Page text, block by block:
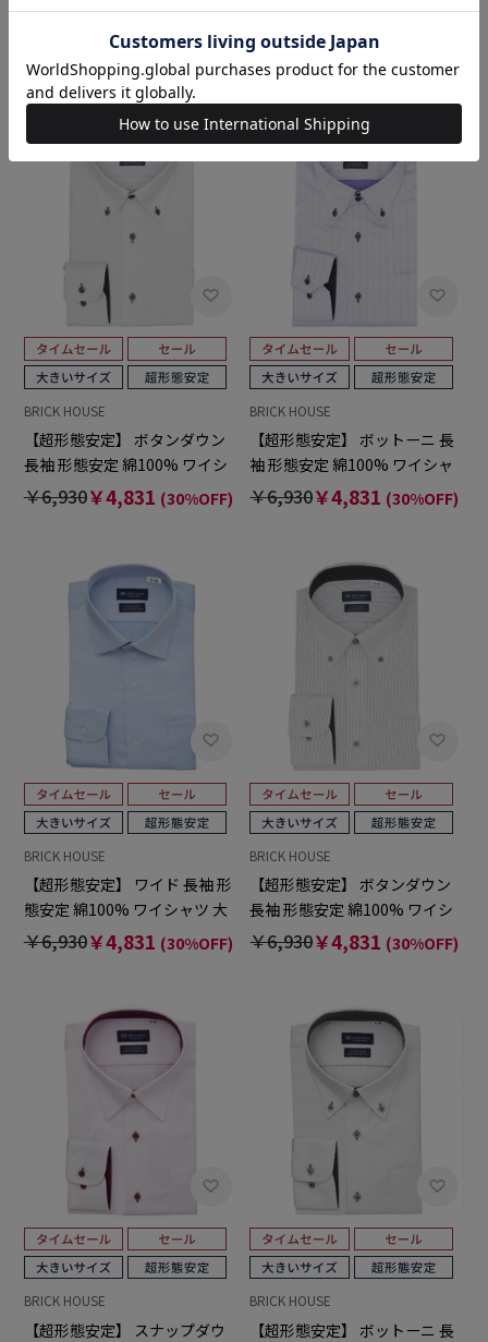
￥6,589 ￥6,589
BRICK HOUSE
【超形態安定】 ボタンダウン
長袖 形態安定 綿100% ワイシ
ャツ 大きいサイズ
￥6,930￥4,831 (30%OFF)
BRICK HOUSE
【超形態安定】 ボットーニ 長
袖 形態安定 綿100% ワイシャ
ツ 大きいサイズ
￥6,930￥4,831 (30%OFF)
BRICK HOUSE
【超形態安定】 ワイド 長袖 形
態安定 綿100% ワイシャツ 大
きいサイズ
￥6,930￥4,831 (30%OFF)
BRICK HOUSE
【超形態安定】 ボタンダウン
長袖 形態安定 綿100% ワイシ
ャツ 大きいサイズ
￥6,930￥4,831 (30%OFF)
BRICK HOUSE
【超形態安定】 スナップダウ
BRICK HOUSE
【超形態安定】 ボットーニ 長